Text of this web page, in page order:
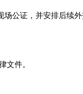
公证，并安排后续
文件。